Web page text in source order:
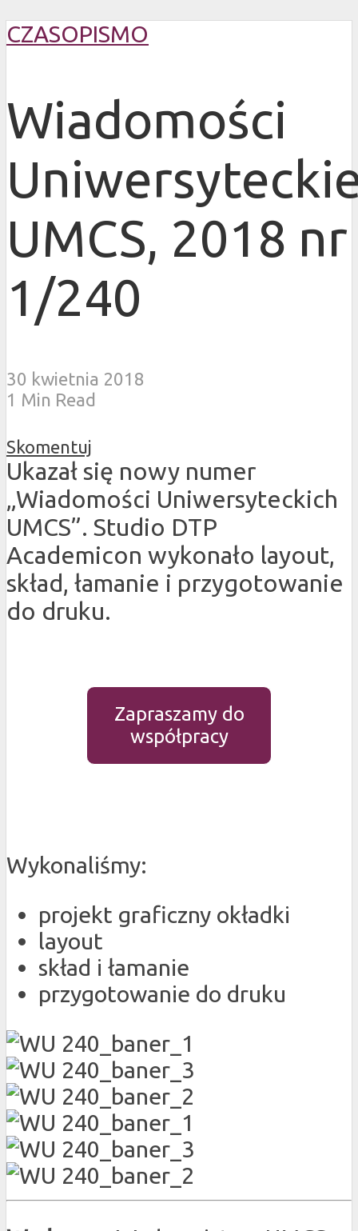
CZASOPISMO
Wiadomości
UMCS, 2018 nr
1/240
30 kwietnia 2018
1 Min Read
Skomentuj
Ukazał się nowy numer
„Wiadomości Uniwersyteckich
UMCS”. Studio DTP
Academicon wykonało layout,
skład, łamanie i przygotowanie
do druku.
Zapraszamy do
współpracy
Wykonaliśmy:
projekt graficzny okładki
layout
skład i łamanie
przygotowanie do druku